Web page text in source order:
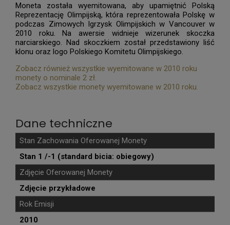
Moneta została wyemitowana, aby upamiętnić Polską
Reprezentację Olimpijską, która reprezentowała Polskę w
podczas Zimowych Igrzysk Olimpijskich w Vancouver w
2010 roku. Na awersie widnieje wizerunek skoczka
narciarskiego. Nad skoczkiem został przedstawiony liść
klonu oraz logo Polskiego Komitetu Olimpijskiego.
Zobacz również wszystkie wyemitowane w 2010 roku
monety o nominale 2 zł.
Zobacz wszystkie monety wyemitowane w 2010 roku.
Dane techniczne
Stan Zachowania Oferowanej Monety
Stan 1 /-1 (standard bicia: obiegowy)
Zdjęcie Oferowanej Monety
Zdjęcie przykładowe
Rok Emisji
2010